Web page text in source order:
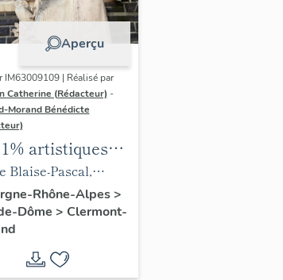
Aperçu
IM63009109 | Réalisé par
Catherine (Rédacteur) -
Morand Bénédicte
artistiques
Blaise-
Blaise-Pascal,
cité scolaire
Pascal de Clermont-
Rhône-Alpes>
Dôme > Clermont-